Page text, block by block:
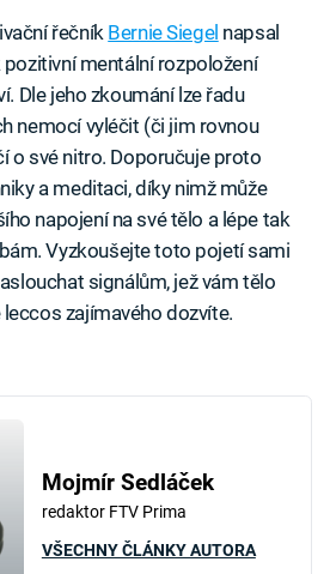
řečník Bernie Siegel napsal
mentální rozpoložení
Dle jeho zkoumání lze řadu
nemocí vyléčit (či jim rovnou
o své nitro. Doporučuje proto
a meditaci, díky nimž může
napojení na své tělo a lépe tak
Vyzkoušejte toto pojetí sami
signálům, jež vám tělo
zajímavého dozvíte.
Mojmír Sedláček
redaktor FTV Prima
VŠECHNY ČLÁNKY AUTORA